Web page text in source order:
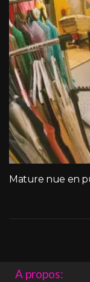
Mature nue en
A propos: